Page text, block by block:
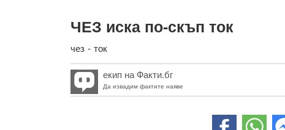
ЧЕЗ иска по-скъп ток
чез - ток
екип на Факти.бг
Да извадим фактите наяве